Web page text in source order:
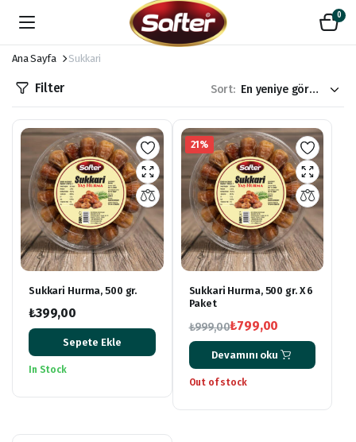
0
Ana Sayfa Sukkari
Filter Sort:
Sukkari Hurma, 500 gr.
₺399,00
Sepete Ekle
In Stock
21%
Sukkari Hurma, 500 gr. X 6
Paket
₺999,00
Orijinal
fiyat:
₺999,00.
₺799,00
Şu
andaki
fiyat:
Devamını oku
Out of stock